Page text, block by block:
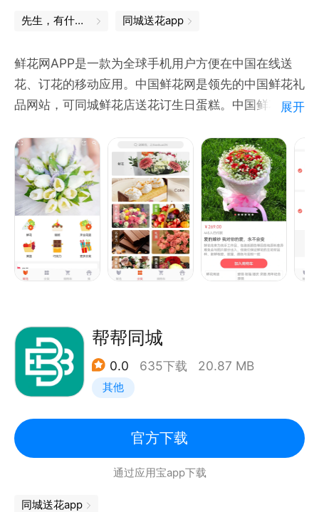
加一份保障。
微信公众号：沙师弟货运云商
官方网站：www.shabro.cn
先生，有什么可以帮到您 同城送花app
鲜花网APP是一款为全球手机用户方便在中国在线送
花、订花的移动应用。中国鲜花网是领先的中国鲜花礼
品网站，可同城鲜花店送花订生日蛋糕。中国鲜花网是
网提供24小时网上订花，全国1-3小时同城、异地鲜花
速递送花上门，送花网络遍及海内外6000城市。
展开
帮帮同城
0.0 635下载 20.87 MB
其他
官方下载
通过应用宝app下载
同城送花app